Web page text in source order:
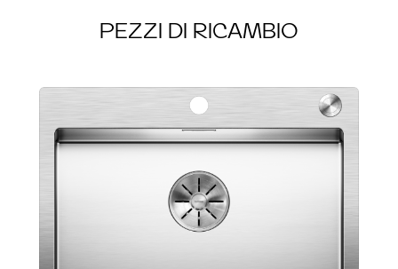
PEZZI DI RICAMBIO